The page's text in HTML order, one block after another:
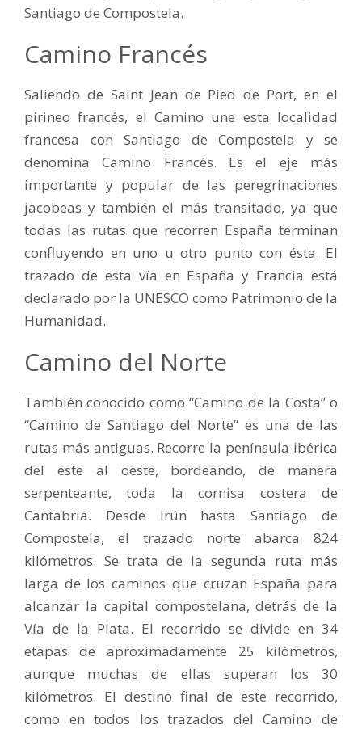
Santiago de Compostela.
Camino Francés
Saliendo de Saint Jean de Pied de Port, en el
pirineo francés, el Camino une esta localidad
francesa con Santiago de Compostela y se
denomina Camino Francés. Es el eje más
importante y popular de las peregrinaciones
jacobeas y también el más transitado, ya que
todas las rutas que recorren España terminan
confluyendo en uno u otro punto con ésta. El
trazado de esta vía en España y Francia está
declarado por la UNESCO como Patrimonio de la
Humanidad.
Camino del Norte
También conocido como “Camino de la Costa” o
“Camino de Santiago del Norte” es una de las
rutas más antiguas. Recorre la península ibérica
del este al oeste, bordeando, de manera
serpenteante, toda la cornisa costera de
Cantabria. Desde Irún hasta Santiago de
Compostela, el trazado norte abarca 824
kilómetros. Se trata de la segunda ruta más
larga de los caminos que cruzan España para
alcanzar la capital compostelana, detrás de la
Vía de la Plata. El recorrido se divide en 34
etapas de aproximadamente 25 kilómetros,
aunque muchas de ellas superan los 30
kilómetros. El destino final de este recorrido,
como en todos los trazados del Camino de